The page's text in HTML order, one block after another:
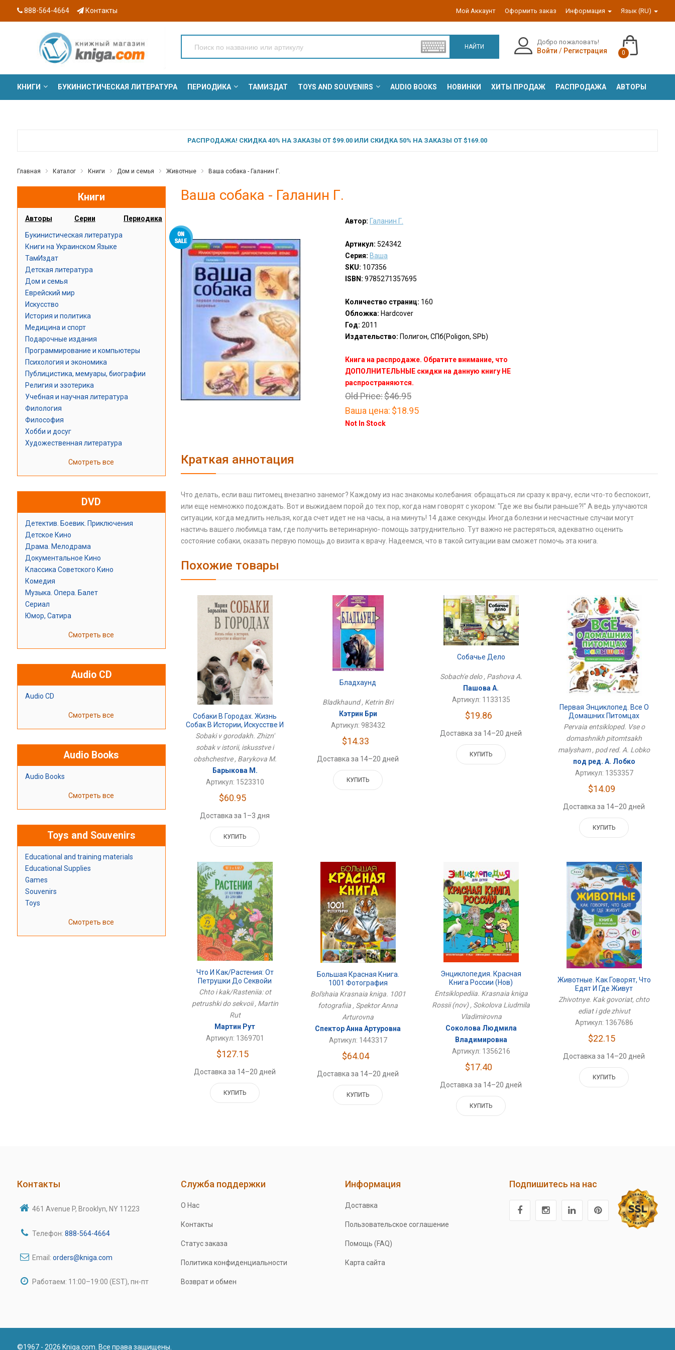
888-564-4664 Контакты Мой Аккаунт Оформить заказ Информация Язык (RU)
НАЙТИ
Добро пожаловать!
Войти / Регистрация 0
КНИГИ БУКИНИСТИЧЕСКАЯ ЛИТЕРАТУРА ПЕРИОДИКА ТАМИЗДАТ TOYS AND SOUVENIRS AUDIO BOOKS НОВИНКИ ХИТЫ ПРОДАЖ РАСПРОДАЖА АВТОРЫ
РАСПРОДАЖА! СКИДКА 40% НА ЗАКАЗЫ ОТ $99.00 ИЛИ СКИДКА 50% НА ЗАКАЗЫ ОТ $169.00
Главная Каталог Книги Дом и семья Животные Ваша собака - Галанин Г.
Книги
Авторы Серии Периодика
Букинистическая литература
Книги на Украинском Языке
ТамИздат
Детская литература
Дом и семья
Еврейский мир
Искусство
История и политика
Медицина и спорт
Подарочные издания
Программирование и компьютеры
Психология и экономика
Публицистика, мемуары, биографии
Религия и эзотерика
Учебная и научная литература
Филология
Философия
Хобби и досуг
Художественная литература
Смотреть все
DVD
Детектив. Боевик. Приключения
Детское Кино
Драма. Мелодрама
Документальное Кино
Классика Советского Кино
Комедия
Музыка. Опера. Балет
Сериал
Юмор, Сатира
Смотреть все
Audio CD
Audio CD
Смотреть все
Audio Books
Audio Books
Смотреть все
Toys and Souvenirs
Educational and training materials
Educational Supplies
Games
Souvenirs
Toys
Смотреть все
Ваша собака - Галанин Г.
Автор: Галанин Г.
Артикул: 524342
Серия: Ваша
SKU: 107356
ISBN: 9785271357695
Количество страниц: 160
Обложка: Hardcover
Год: 2011
Издательство: Полигон, СПб(Poligon, SPb)
Книга на распродаже. Обратите внимание, что
ДОПОЛНИТЕЛЬНЫЕ скидки на данную книгу НЕ
распространяются.
Old Price:$46.95
Ваша цена: $18.95
Not In Stock
Краткая аннотация
Что делать, если ваш питомец внезапно занемог? Каждому из нас знакомы колебания: обращаться ли сразу к врачу, если что-то беспокоит,
или еще немножко подождать. Вот и выжидаем порой до тех пор, когда нам говорят с укором: "Где же вы были раньше?!" А ведь улучаются
ситуации, когда медлить нельзя, когда счет идет не на часы, а на минуть! 14 даже секунды. Иногда болезни и несчастные случаи могут
настичь вашего любимца там, где получить ветеринарную- помощь затруднительно. Тут важно не растеряться, адекватно оценить
состояние собаки, оказать первую помощь до визита к врачу. Надеемся, что в такой ситуации вам сможет помочь эта книга.
Похожие товары
Собаки В Городах. Жизнь
Собак В Истории, Искусстве И
Обществе
Sobaki v gorodakh. Zhizn'
sobak v istorii, iskusstve i
obshchestve , Barykova M.
Барыкова М.
Артикул: 1523310
$60.95
Доставка за 1–3 дня
КУПИТЬ
Бладхаунд
Bladkhaund , Ketrin Bri
Кэтрин Бри
Артикул: 983432
$14.33
Доставка за 14–20 дней
КУПИТЬ
Собачье Дело
Sobach'e delo , Pashova A.
Пашова А.
Артикул: 1133135
$19.86
Доставка за 14–20 дней
КУПИТЬ
Первая Энциклопед. Все О
Домашних Питомцах
Малышам
Pervaia entsikloped. Vse o
domashnikh pitomtsakh
malysham , pod red. A. Lobko
под ред. А. Лобко
Артикул: 1353357
$14.09
Доставка за 14–20 дней
КУПИТЬ
Что И Как/Растения: От
Петрушки До Секвойи
Chto i kak/Rasteniia: ot
petrushki do sekvoii , Martin
Rut
Мартин Рут
Артикул: 1369701
$127.15
Доставка за 14–20 дней
КУПИТЬ
Большая Красная Книга.
1001 Фотография
Bol'shaia Krasnaia kniga. 1001
fotografiia , Spektor Anna
Arturovna
Спектор Анна Артуровна
Артикул: 1443317
$64.04
Доставка за 14–20 дней
КУПИТЬ
Энциклопедия. Красная
Книга России (нов)
Entsiklopediia. Krasnaia kniga
Rossii (nov) , Sokolova Liudmila
Vladimirovna
Соколова Людмила
Владимировна
Артикул: 1356216
$17.40
Доставка за 14–20 дней
КУПИТЬ
Животные. Как Говорят, Что
Едят И Где Живут
Zhivotnye. Kak govoriat, chto
ediat i gde zhivut
Артикул: 1367686
$22.15
Доставка за 14–20 дней
КУПИТЬ
Контакты
461 Avenue P, Brooklyn, NY 11223
Телефон: 888-564-4664
Email: orders@kniga.com
Работаем: 11:00–19:00 (EST), пн-пт
Служба поддержки
О Нас
Контакты
Статус заказа
Политика конфиденциальности
Возврат и обмен
Информация
Доставка
Пользовательское соглашение
Помощь (FAQ)
Карта сайта
Подпишитесь на нас
©1967 - 2026 Kniga.com. Все права защищены.